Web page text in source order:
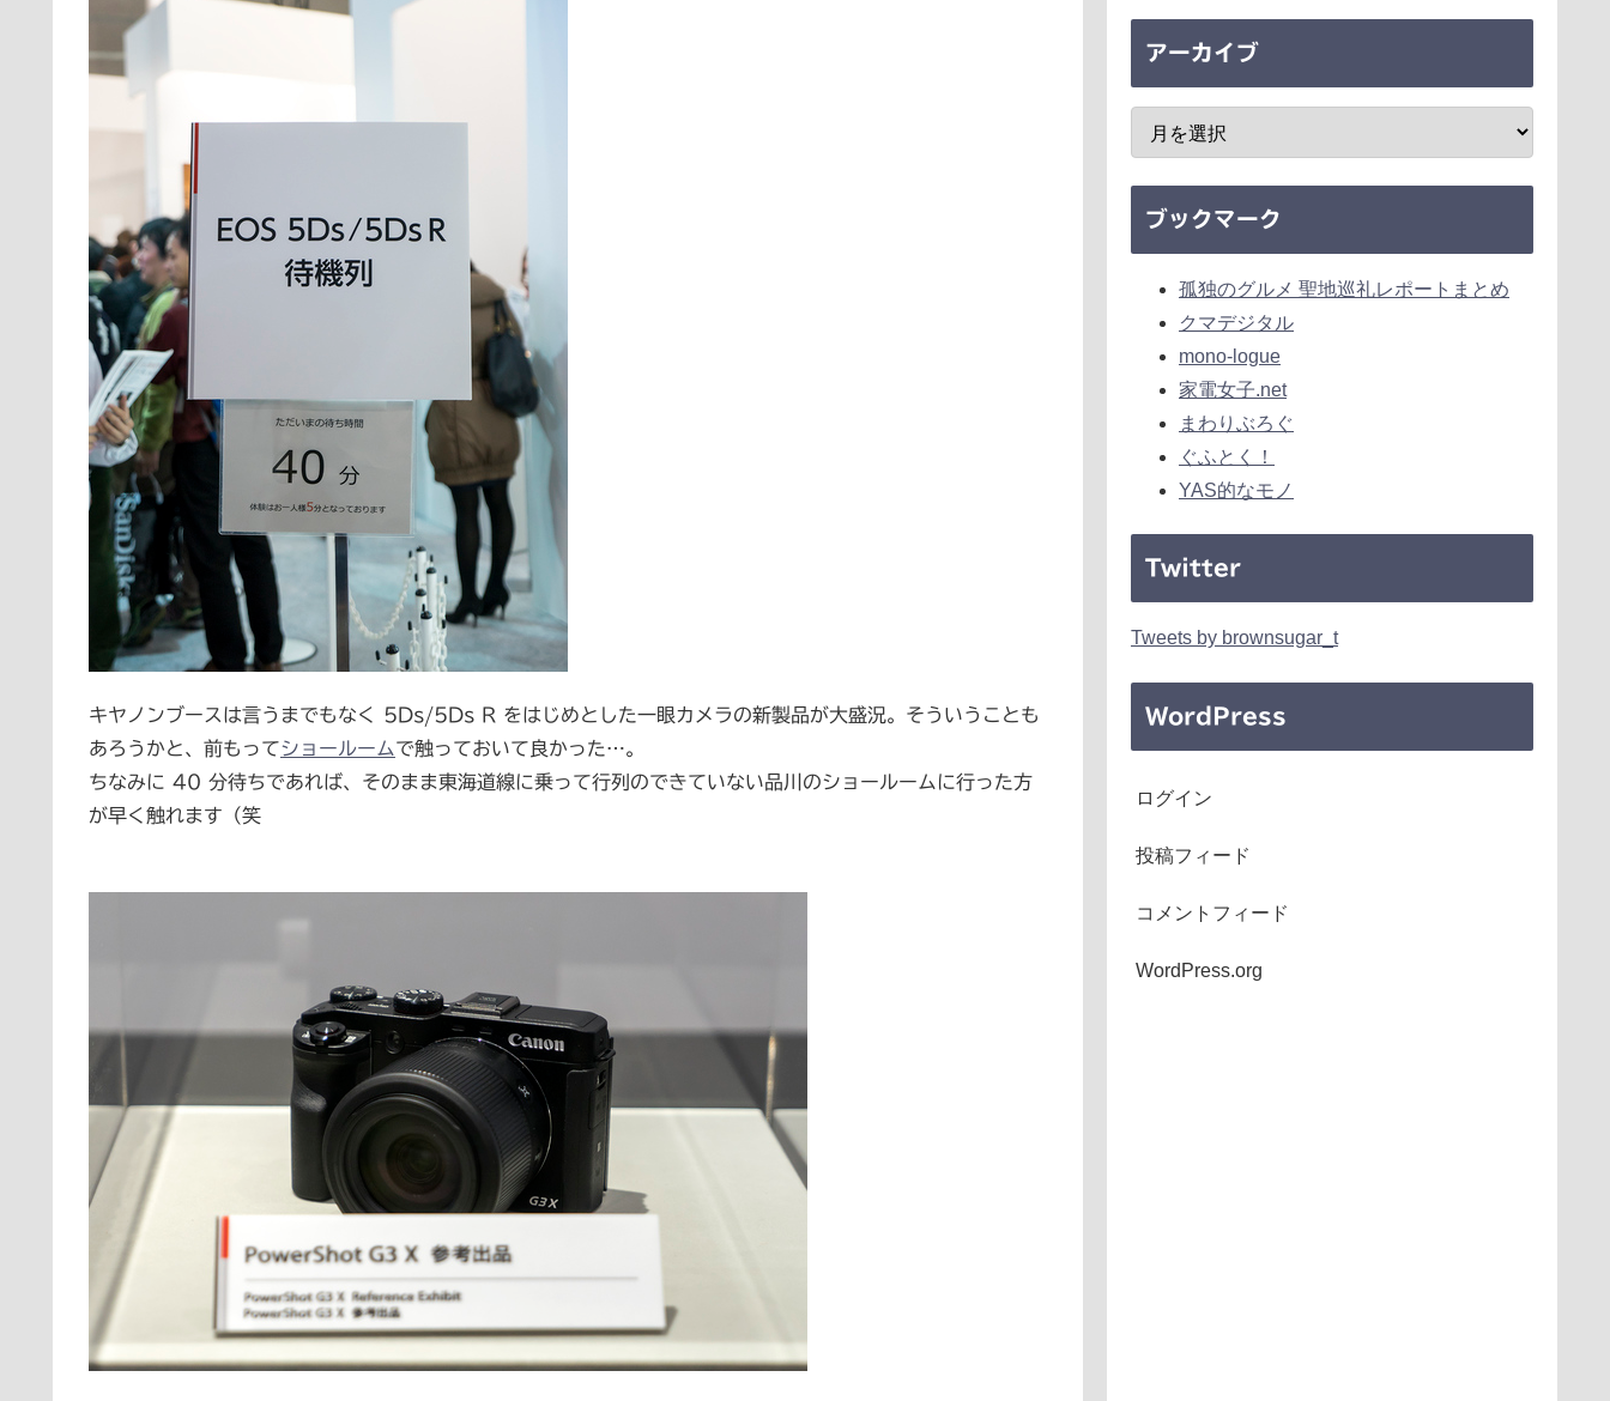
キヤノンブースは言うまでもなく 5Ds/5Ds R をはじめとした一眼カメラの新製品が大盛況。そういうことも
あろうかと、前もってショールームで触っておいて良かった…。
ちなみに 40 分待ちであれば、そのまま東海道線に乗って行列のできていない品川のショールームに行った方
が早く触れます（笑
アーカイブ
ブックマーク
孤独のグルメ 聖地巡礼レポートまとめ
クマデジタル
mono-logue
家電女子.net
まわりぶろぐ
ぐふとく！
YAS的なモノ
Twitter
Tweets by brownsugar_t
WordPress
ログイン
投稿フィード
コメントフィード
WordPress.org